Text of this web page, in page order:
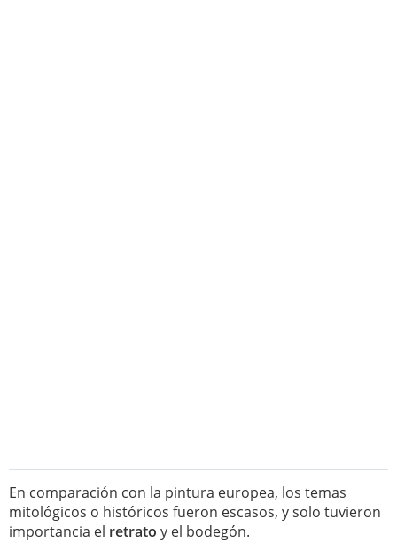
En comparación con la pintura europea, los temas
mitológicos o históricos fueron escasos, y solo tuvieron
importancia el retrato y el bodegón.